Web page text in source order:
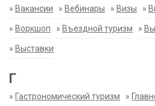
» Вакансии » Вебинары » Визы »
» Воркшоп » Въездной туризм »
» Выставки
Г
» Гастрономический туризм »